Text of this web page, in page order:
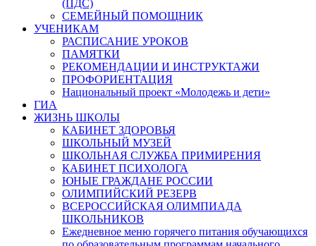
(ПДС)
СЕМЕЙНЫЙ ПОМОЩНИК
УЧЕНИКАМ
РАСПИСАНИЕ УРОКОВ
ПАМЯТКИ
РЕКОМЕНДАЦИИ И ИНСТРУКТАЖИ
ПРОФОРИЕНТАЦИЯ
Национальный проект «Молодежь и дети»
ГИА
ЖИЗНЬ ШКОЛЫ
КАБИНЕТ ЗДОРОВЬЯ
ШКОЛЬНЫЙ МУЗЕЙ
ШКОЛЬНАЯ СЛУЖБА ПРИМИРЕНИЯ
КАБИНЕТ ПСИХОЛОГА
ЮНЫЕ ГРАЖДАНЕ РОССИИ
ОЛИМПИЙСКИЙ РЕЗЕРВ
ВСЕРОССИЙСКАЯ ОЛИМПИАДА
ШКОЛЬНИКОВ
Ежедневное меню горячего питания обучающихся